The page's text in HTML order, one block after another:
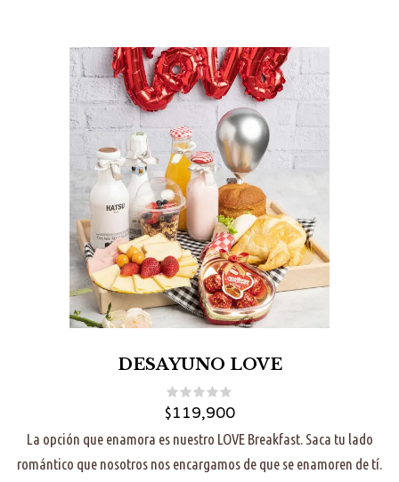
DESAYUNO LOVE
$119,900
La opción que enamora es nuestro LOVE Breakfast. Saca tu lado
romántico que nosotros nos encargamos de que se enamoren de tí.